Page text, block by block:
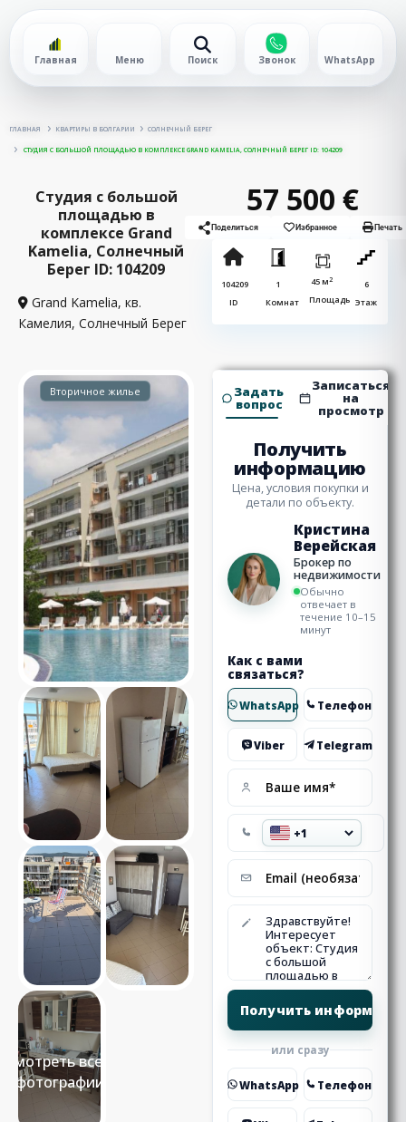
Главная Меню Поиск Звонок WhatsApp
ГЛАВНАЯ КВАРТИРЫ В БОЛГАРИИ СОЛНЕЧНЫЙ БЕРЕГ
СТУДИЯ С БОЛЬШОЙ ПЛОЩАДЬЮ В КОМПЛЕКСЕ GRAND KAMELIA, СОЛНЕЧНЫЙ БЕРЕГ ID: 104209
Студия с большой
площадью в
комплексе Grand
Kamelia, Солнечный
Берег ID: 104209
Grand Kamelia, кв.
Камелия, Солнечный Берег
57 500 €
Поделиться Избранное Печать
104209
ID
1
Комнат
45 м2
Площадь
6
Этаж
Смотреть все 9
фотографии
Вторичное жилье Задать
вопрос
Записаться
на
просмотр
Получить
информацию
Цена, условия покупки и
детали по объекту.
Кристина
Верейская
Брокер по
недвижимости
Обычно
отвечает в
течение 10–15
минут
Как с вами
связаться?
WhatsApp Телефон
Viber Telegram
или сразу
WhatsApp Телефон